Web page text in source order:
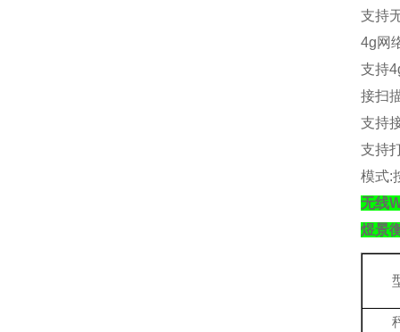
支持
4g网
支持
接扫
支持
支持
模式:
无线
煜景